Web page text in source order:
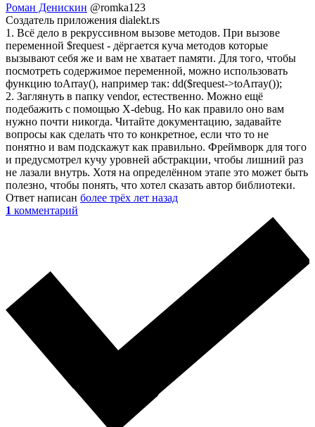
Роман Денискин @romka123
Создатель приложения dialekt.rs
1. Всё дело в рекруссивном вызове методов. При вызове
переменной $request - дёргается куча методов которые
вызывают себя же и вам не хватает памяти. Для того, чтобы
посмотреть содержимое переменной, можно использовать
функцию toArray(), например так: dd($request->toArray());
2. Заглянуть в папку vendor, естественно. Можно ещё
подебажить с помощью X-debug. Но как правило оно вам
нужно почти никогда. Читайте документацию, задавайте
вопросы как сделать что то конкретное, если что то не
понятно и вам подскажут как правильно. Фреймворк для того
и предусмотрел кучу уровней абстракции, чтобы лишний раз
не лазали внутрь. Хотя на определённом этапе это может быть
полезно, чтобы понять, что хотел сказать автор библиотеки.
Ответ написан более трёх лет назад
1 комментарий